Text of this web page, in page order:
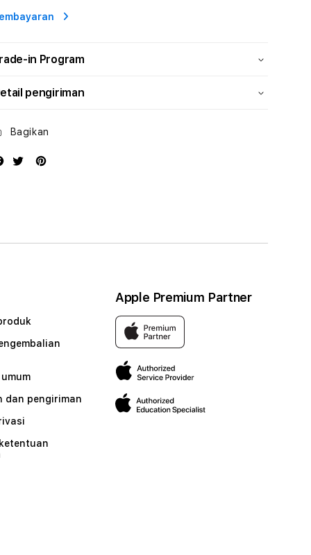
in Program
pengiriman
Bagikan
dan pengiriman
Apple Premium Partner